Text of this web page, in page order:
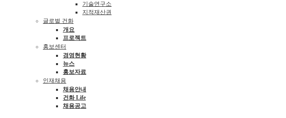
기술연구소
지적재산권
글로벌 건화
개요
프로젝트
홍보센터
경영현황
뉴스
홍보자료
인재채용
채용안내
건화 Life
채용공고